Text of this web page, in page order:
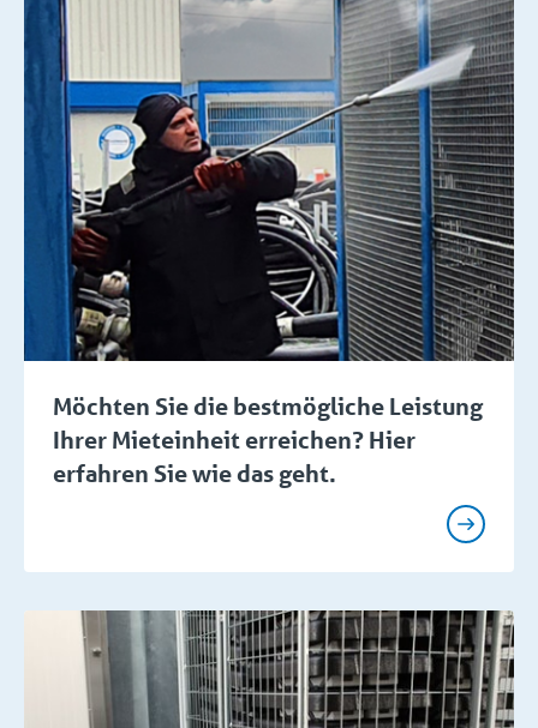
Möchten Sie die bestmögliche Leistung
Ihrer Mieteinheit erreichen? Hier
erfahren Sie wie das geht.